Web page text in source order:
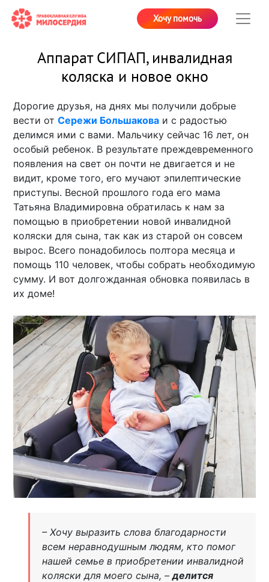
Хочу помочь
Аппарат СИПАП, инвалидная
коляска и новое окно
Дорогие друзья, на днях мы получили добрые
вести отСережи Большакова и с радостью
делимся ими с вами. Мальчику сейчас 16 лет, он
особый ребенок. В результате преждевременного
появления на свет он почти не двигается и не
видит, кроме того, его мучают эпилептические
приступы. Весной прошлого года его мама
Татьяна Владимировна обратилась к нам за
помощью в приобретении новой инвалидной
коляски для сына, так как из старой он совсем
вырос. Всего понадобилось полтора месяца и
помощь 110 человек, чтобы собрать необходимую
сумму. И вот долгожданная обновка появилась в
их доме!
– Хочу выразить слова благодарности
всем неравнодушным людям, кто помог
нашей семье в приобретении инвалидной
коляски для моего сына, –делится